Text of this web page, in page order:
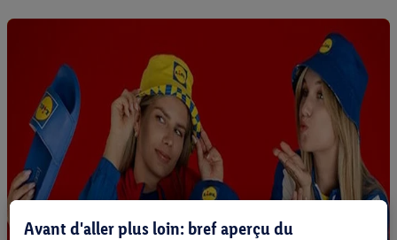
Avant d'aller plus loin: bref aperçu du